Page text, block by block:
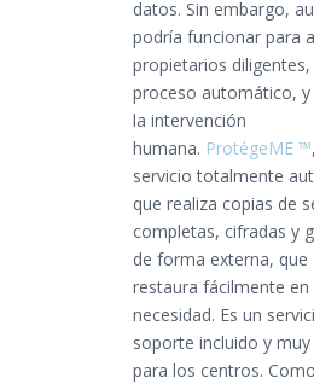
datos. Sin embargo,
podría funcionar para
propietarios
proceso automático, y
la intervención
humana. ProtégeME ™
servicio totalmente
que realiza copias de
completas, cifradas y
de forma externa, que
restaura fácilmente en
necesidad. Es un
soporte incluido y
para los centros.